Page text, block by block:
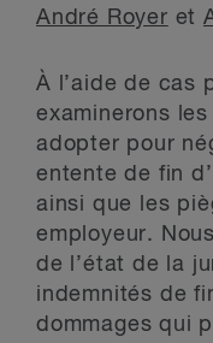
André Royer et
À l’aide de cas
examinerons
adopter pour
entente de fin
ainsi que les
employeur.
de l’état de la
indemnités de
dommages qui